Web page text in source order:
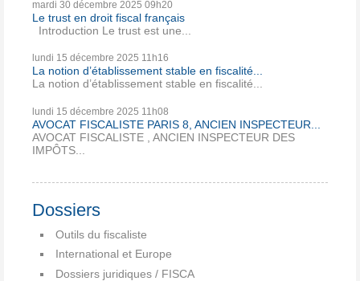
mardi 30 décembre 2025 09h20
Le trust en droit fiscal français
Introduction Le trust est une...
lundi 15 décembre 2025 11h16
La notion d’établissement stable en fiscalité...
La notion d’établissement stable en fiscalité...
lundi 15 décembre 2025 11h08
AVOCAT FISCALISTE PARIS 8, ANCIEN INSPECTEUR...
AVOCAT FISCALISTE , ANCIEN INSPECTEUR DES
IMPÔTS...
Dossiers
Outils du fiscaliste
International et Europe
Dossiers juridiques / FISCA